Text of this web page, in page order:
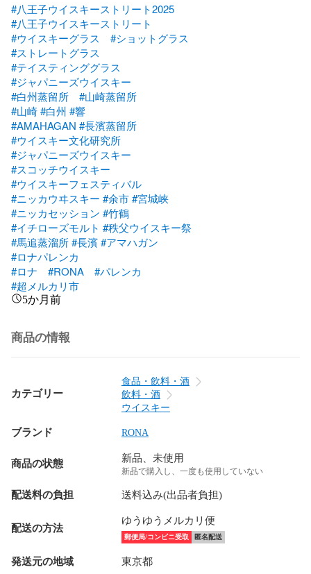
#八王子ウイスキーストリート2025
#八王子ウイスキーストリート
#ウイスキーグラス
#ショットグラス
#ストレートグラス
#テイスティンググラス
#ジャパニーズウイスキー
#白州蒸留所
#山崎蒸留所
#山崎#白州 #響
#AMAHAGAN #長濱蒸留所
#ウイスキー文化研究所
#ジャパニーズウイスキー
#スコッチウイスキー
#ウイスキーフェスティバル
#ニッカウヰスキー #余市#宮城峡
#ニッカセッション #竹鶴
#イチローズモルト #秩父ウイスキー祭
#馬追蒸溜所#長濱#アマハガン
#ロナパレンカ
#ロナ
#RONA
#パレンカ
#超メルカリ市
5か月前
商品の情報
カテゴリー
食品・飲料・酒
飲料・酒
ウイスキー
ブランド RONA
商品の状態 新品、未使用
新品で購入し、一度も使用していない
配送料の負担 送料込み(出品者負担)
配送の方法
ゆうゆうメルカリ便
郵便局/コンビニ受取 匿名配送
発送元の地域 東京都